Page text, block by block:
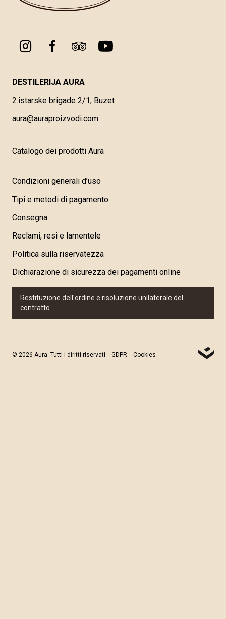
DESTILERIJA AURA
2.istarske brigade 2/1, Buzet
aura@auraproizvodi.com
Catalogo dei prodotti Aura
Condizioni generali d’uso
Tipi e metodi di pagamento
Consegna
Reclami, resi e lamentele
Politica sulla riservatezza
Dichiarazione di sicurezza dei pagamenti online
Restituzione dell'ordine e risoluzione unilaterale del
contratto
© 2026 Aura. Tutti i diritti riservati GDPR Cookies